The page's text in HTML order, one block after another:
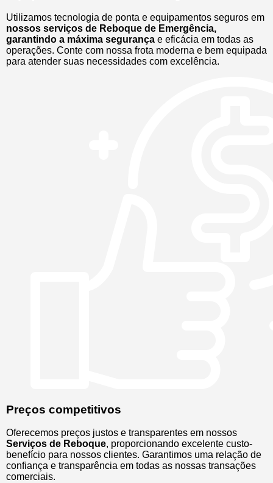
Utilizamos tecnologia de ponta e equipamentos seguros em
nossos serviços de Reboque de Emergência,
garantindo a máxima segurança e eficácia em todas as
operações. Conte com nossa frota moderna e bem equipada
para atender suas necessidades com excelência.
Preços competitivos
Oferecemos preços justos e transparentes em nossos
Serviços de Reboque, proporcionando excelente custo-
benefício para nossos clientes. Garantimos uma relação de
confiança e transparência em todas as nossas transações
comerciais.